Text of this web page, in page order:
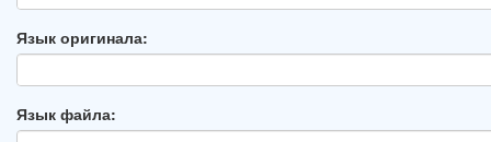
Язык оригинала:
Язык файла: